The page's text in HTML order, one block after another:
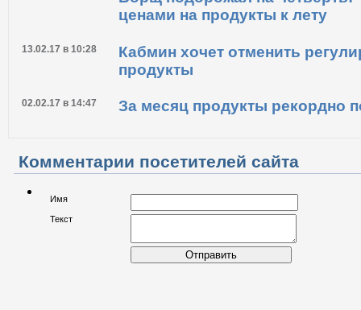
ценами на продукты к лету
13.02.17 в 10:28
Кабмин хочет отменить
продукты
02.02.17 в 14:47 За месяц продукты рекордно
Комментарии посетителей сайта
Имя
Текст
Отправить